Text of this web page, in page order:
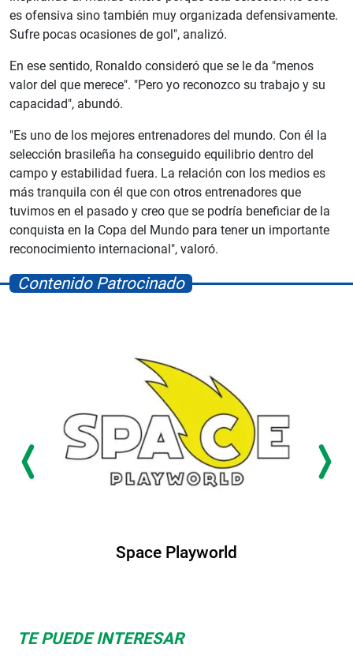
es ofensiva sino también muy organizada defensivamente.
Sufre pocas ocasiones de gol", analizó.
En ese sentido, Ronaldo consideró que se le da "menos
valor del que merece". "Pero yo reconozco su trabajo y su
capacidad", abundó.
"Es uno de los mejores entrenadores del mundo. Con él la
selección brasileña ha conseguido equilibrio dentro del
campo y estabilidad fuera. La relación con los medios es
más tranquila con él que con otros entrenadores que
tuvimos en el pasado y creo que se podría beneficiar de la
conquista en la Copa del Mundo para tener un importante
reconocimiento internacional", valoró.
Contenido Patrocinado
Space Playworld
TE PUEDE INTERESAR